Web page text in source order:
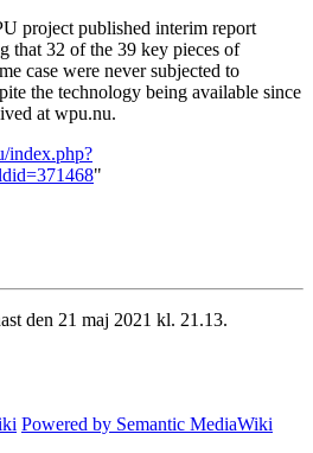
project published interim report
that 32 of the 39 key pieces of
case were never subjected to
the technology being available since
at wpu.nu.
index.php?
"
den 21 maj 2021 kl. 21.13.
Powered by Semantic MediaWiki